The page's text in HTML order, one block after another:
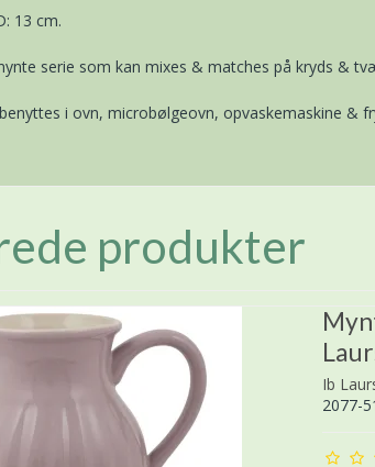
13 cm.
serie som kan mixes & matches på kryds &
i ovn, microbølgeovn, opvaskemaskine &
produkter
Ib
2077-